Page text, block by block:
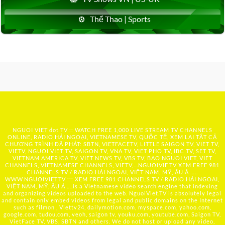
Thể Thao | Sports
NGUOI VIET dot TV :: WATCH FREE 1,000 LIVE STREAM TV CHANNELS
ONLINE, RADIO HẢI NGOẠI, VIETNAMESE TV, QUỐC TẾ, XEM LẠI TẤT CẢ
CHƯƠNG TRÌNH ĐÃ PHÁT: SBTN, VIETFACETV, LITTLE SAIGON TV, VIET TV,
VIETV, NGUOI VIET TV, SAIGON TV, VNA TV, VIET PHO TV, IBC TV, SET TV,
VIETNAM AMERICA TV, VIET NEWS TV, VBS TV, BAO NGUOI VIET, VIET
CHANNELS, VIETNAMESE CHANNELS, VIETV,... NGUOIVIE.TV XEM FREE 981
CHANNELS TV / RADIO HẢI NGOẠI, VIỆT NAM, MỸ, ÂU Á …..
WWW.NGUOIVIET.TV ::: XEM FREE 981 CHANNELS TV / RADIO HẢI NGOẠI,
VIỆT NAM, MỸ, ÂU Á ….is a Vietnamese video search engine that indexing
and organizing videos uploaded to the web. NguoiViet.TV is absolutely legal
and contain only embed videos from legal and public domains on the Internet
such as filmon , Viettv24, dailymotion.com, myspace.com, yahoo.com,
google.com, tudou.com, veoh, saigon tv, youku.com, youtube.com, Saigon TV,
VietFace TV, VBS, SBTN and others. We do not host or upload any video,